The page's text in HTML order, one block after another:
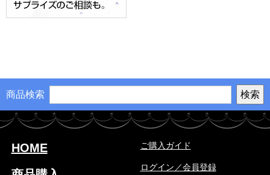
商品検索
HOME
ご購入ガイド
ログイン／会員登録